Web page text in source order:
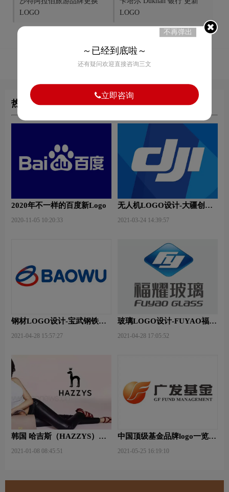
LOGO
LOGO
50 赞
热门文章
2020年不一样的百度新Logo
2020-11-05 10:20:33
无人机LOGO设计-大疆创新
2021-03-24 14:39:57
钢材LOGO设计-宝武钢铁品
2021-04-28 15:57:27
玻璃LOGO设计-FUYAO福耀
2021-04-28 17:05:52
韩国 哈吉斯（HAZZYS）品
2021-01-08 08:45:51
中国顶级基金品牌logo一览：
2021-05-25 16:19:10
不再弹出
～已经到底啦～
还有疑问欢迎直接咨询三文
立即咨询